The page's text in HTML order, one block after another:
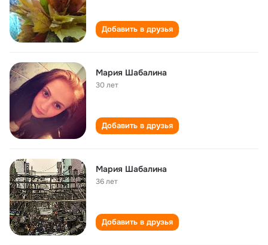
Добавить в друзья
Мария Шабалина
30 лет
Добавить в друзья
Мария Шабалина
36 лет
Добавить в друзья